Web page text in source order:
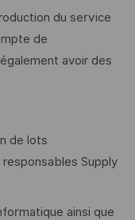
du service
de
avoir des
de lots
Supply
ainsi que